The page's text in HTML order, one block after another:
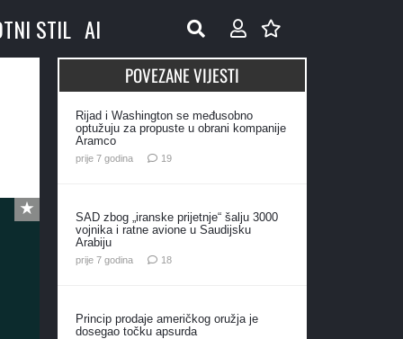
STIL AI
POVEZANE VIJESTI
Rijad i Washington se međusobno
optužuju za propuste u obrani kompanije
Aramco
prije 7 godina 19komentara
SAD zbog „iranske prijetnje“ šalju 3000
vojnika i ratne avione u Saudijsku
Arabiju
prije 7 godina 18komentara
Princip prodaje američkog oružja je
dosegao točku apsurda